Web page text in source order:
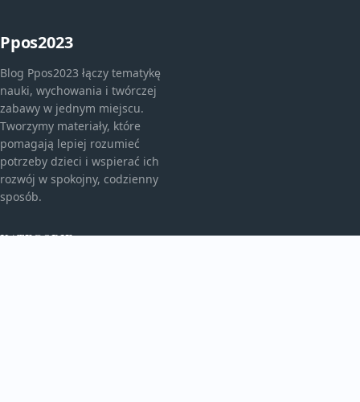
Ppos2023
Blog Ppos2023 łączy tematykę
nauki, wychowania i twórczej
zabawy w jednym miejscu.
Tworzymy materiały, które
pomagają lepiej rozumieć
potrzeby dzieci i wspierać ich
rozwój w spokojny, codzienny
sposób.
KATEGORIE